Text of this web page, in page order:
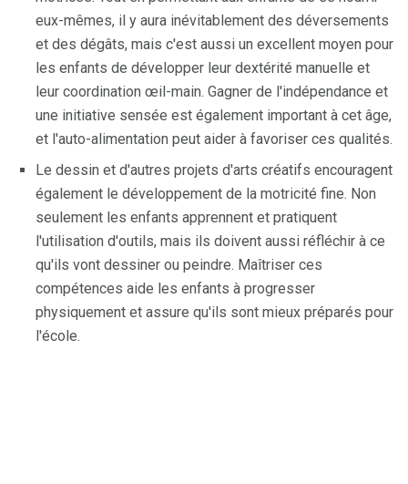
eux-mêmes, il y aura inévitablement des déversements
et des dégâts, mais c'est aussi un excellent moyen pour
les enfants de développer leur dextérité manuelle et
leur coordination œil-main. Gagner de l'indépendance et
une initiative sensée est également important à cet âge,
et l'auto-alimentation peut aider à favoriser ces qualités.
Le dessin et d'autres projets d'arts créatifs encouragent
également le développement de la motricité fine. Non
seulement les enfants apprennent et pratiquent
l'utilisation d'outils, mais ils doivent aussi réfléchir à ce
qu'ils vont dessiner ou peindre. Maîtriser ces
compétences aide les enfants à progresser
physiquement et assure qu'ils sont mieux préparés pour
l'école.